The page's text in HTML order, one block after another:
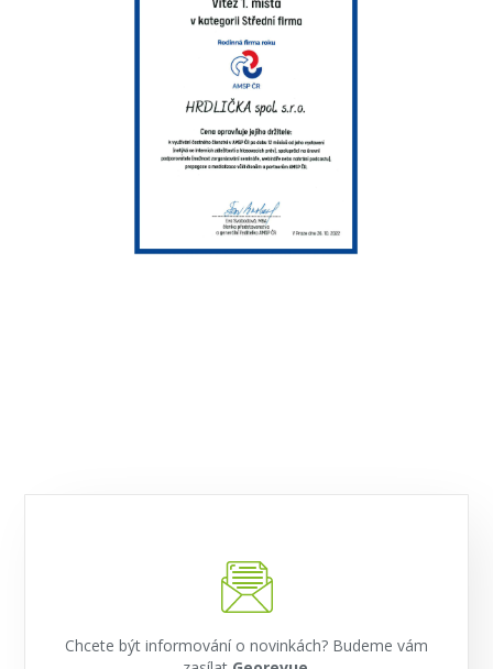
Chcete být informování o novinkách? Budeme vám